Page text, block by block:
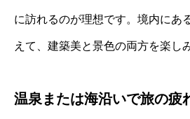
に訪れるのが理想です。境内にあ
えて、建築美と景色の両方を楽し
温泉または海沿いで旅の疲